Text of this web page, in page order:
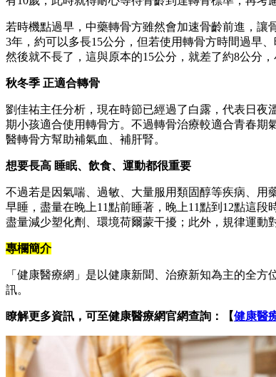
若時機點過早，中藥轉骨方雖然會加速骨齡前進，
3年，約可以多長15公分，但若使用轉骨方時間過早
然後就不長了，這與原本的15公分，就差了約8公分，
秋冬季 正適合轉骨
劉佳祐主任分析，現在時節已經過了白露，代表日
期小孩適合使用轉骨方。不過轉骨治療較適合青春
醫轉骨方幫助補氣血、補肝腎。
想要長高 睡眠、飲食、運動都很重要
不過若是因氣喘、過敏、大量服用類固醇等疾病、
早睡，盡量在晚上11點前睡著，晚上11點到12點這
盡量減少塑化劑、環境荷爾蒙干擾；此外，規律運動
專欄簡介
「健康醫療網」是以健康新聞、治療新知為主的全
訊。
瞭解更多資訊，可至健康醫療網官網查詢：【健康醫